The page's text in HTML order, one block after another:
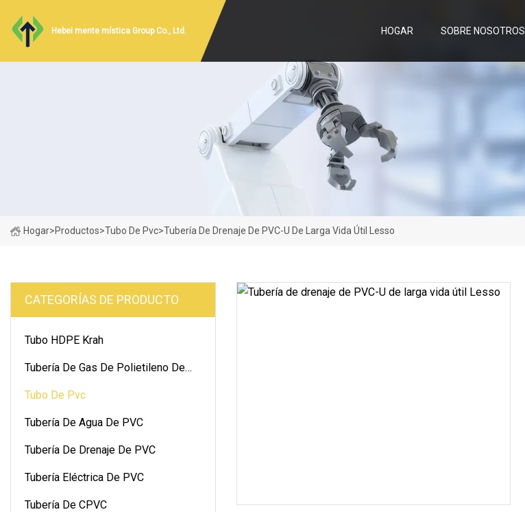
Hebei mente mística Group Co., Ltd. HOGAR SOBRE NOSOTROS
Hogar>Productos>Tubo De Pvc>Tubería De Drenaje De PVC-U De Larga Vida Útil Lesso
CATEGORÍAS DE PRODUCTO
Tubo HDPE Krah
Tubería De Gas De Polietileno De
Tubo De Pvc
Tubería De Agua De PVC
Tubería De Drenaje De PVC
Tubería Eléctrica De PVC
Tubería De CPVC